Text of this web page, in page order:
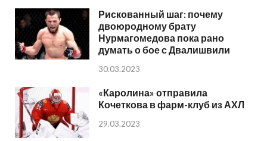
Рискованный шаг: почему
двоюродному брату
Нурмагомедова пока рано
думать о бое с Двалишвили
30.03.2023
«Каролина» отправила
Кочеткова в фарм-клуб из АХЛ
29.03.2023